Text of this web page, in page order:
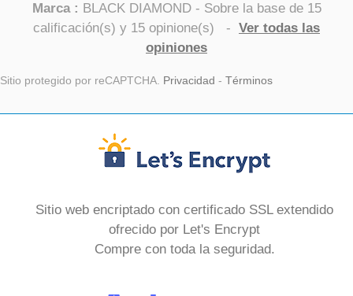
Marca : BLACK DIAMOND- Sobre la base de 15
calificación(s) y 15 opinione(s) - Ver todas las
opiniones
Sitio protegido por reCAPTCHA. Privacidad - Términos
Sitio web encriptado con certificado SSL extendido
ofrecido por Let's Encrypt
Compre con toda la seguridad.